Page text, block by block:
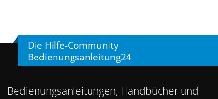
Die Hilfe-Community
Bedienungsanleitung24
Bedienungsanleitungen, Handbücher und